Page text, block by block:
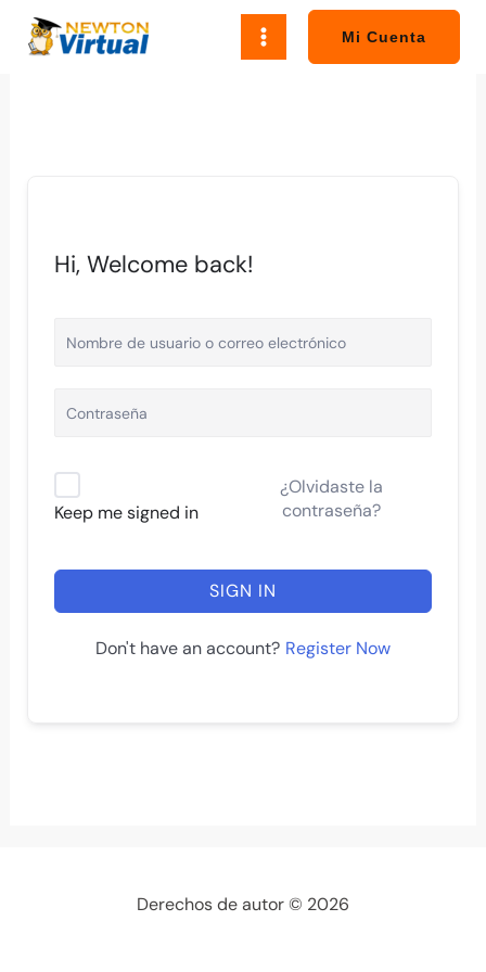
Mi Cuenta
Hi, Welcome back!
Keep me signed in
¿Olvidaste la
contraseña?
SIGN IN
Don't have an account? Register Now
Derechos de autor © 2026